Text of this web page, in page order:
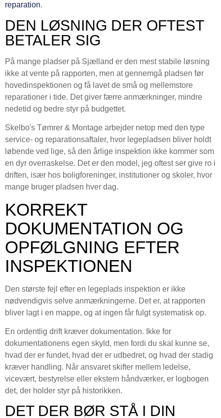
reparation.
DEN LØSNING DER OFTEST
BETALER SIG
På mange pladser på Sjælland er den mest stabile løsning
ikke at vente på rapporten, men at gennemgå pladsen før
hovedinspektionen og få lavet de små og mellemstore
reparationer i tide. Det giver færre anmærkninger, mindre
nedetid og bedre styr på budgettet.
Skelbo's Tømrer & Montage arbejder netop med den type
service- og reparationsaftaler, hvor legepladsen bliver holdt
løbende ved lige, så den årlige inspektion ikke kommer som
en dyr overraskelse. Det er den model, jeg oftest ser give ro i
driften, især hos boligforeninger, institutioner og skoler, hvor
mange bruger pladsen hver dag.
KORREKT
DOKUMENTATION OG
OPFØLGNING EFTER
INSPEKTIONEN
Den største fejl efter en legeplads inspektion er ikke
nødvendigvis selve anmærkningerne. Det er, at rapporten
bliver lagt i en mappe, og at ingen får fulgt systematisk op.
En ordentlig drift kræver dokumentation. Ikke for
dokumentationens egen skyld, men fordi du skal kunne se,
hvad der er fundet, hvad der er udbedret, og hvad der stadig
kræver handling. Når ansvaret skifter mellem ledelse,
vicevært, bestyrelse eller ekstern håndværker, er logbogen
det, der holder styr på historikken.
DET DER BØR STÅ I DIN